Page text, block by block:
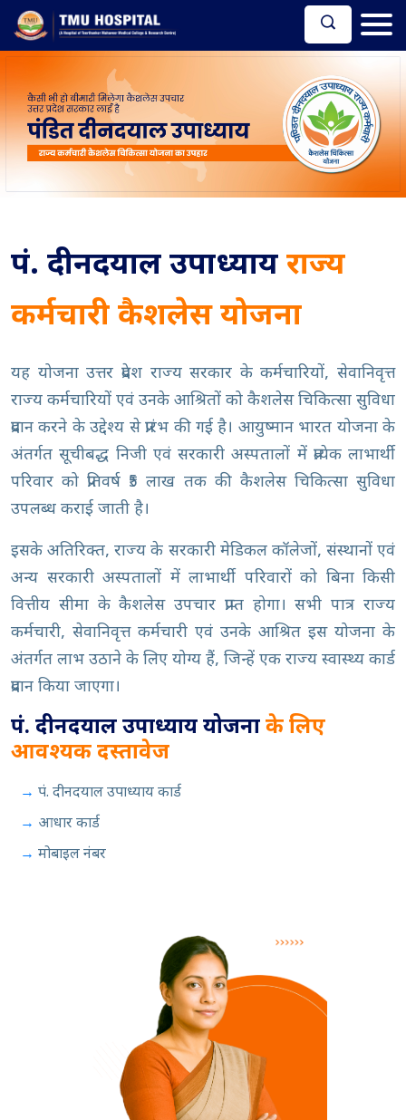
पं. दीनदयाल उपाध्याय राज्य
कर्मचारी कैशलेस योजना
यह योजना उत्तर प्रदेश राज्य सरकार के कर्मचारियों, सेवानिवृत्त
राज्य कर्मचारियों एवं उनके आश्रितों को कैशलेस चिकित्सा सुविधा
प्रदान करने के उद्देश्य से प्रारंभ की गई है। आयुष्मान भारत योजना के
अंतर्गत सूचीबद्ध निजी एवं सरकारी अस्पतालों में प्रत्येक लाभार्थी
परिवार को प्रतिवर्ष ₹5 लाख तक की कैशलेस चिकित्सा सुविधा
उपलब्ध कराई जाती है।
इसके अतिरिक्त, राज्य के सरकारी मेडिकल कॉलेजों, संस्थानों एवं
अन्य सरकारी अस्पतालों में लाभार्थी परिवारों को बिना किसी
वित्तीय सीमा के कैशलेस उपचार प्राप्त होगा। सभी पात्र राज्य
कर्मचारी, सेवानिवृत्त कर्मचारी एवं उनके आश्रित इस योजना के
अंतर्गत लाभ उठाने के लिए योग्य हैं, जिन्हें एक राज्य स्वास्थ्य कार्ड
प्रदान किया जाएगा।
पं. दीनदयाल उपाध्याय योजनाके लिए
आवश्यक दस्तावेज
पं. दीनदयाल उपाध्याय कार्ड
आधार कार्ड
मोबाइल नंबर